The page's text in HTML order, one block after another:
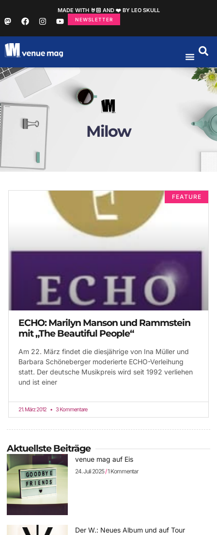
MADE WITH 🤘🏻 AND ❤️ BY LEO SKULL
NEWSLETTER
Milow
FEATURE
ECHO: Marilyn Manson und Rammstein
mit „The Beautiful People“
Am 22. März findet die diesjährige von Ina Müller und
Barbara Schöneberger moderierte ECHO-Verleihung
statt. Der deutsche Musikpreis wird seit 1992 verliehen
und ist einer
21. März 2012 3 Kommentare
Aktuellste Beiträge
venue mag auf Eis
24. Juli 2025 1 Kommentar
Der W.: Neues Album und auf Tour